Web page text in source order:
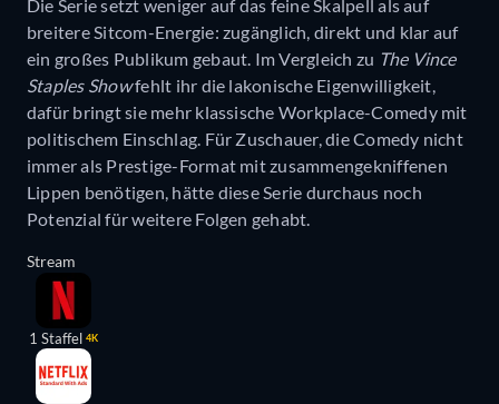
Die Serie setzt weniger auf das feine Skalpell als auf
breitere Sitcom-Energie: zugänglich, direkt und klar auf
ein großes Publikum gebaut. Im Vergleich zu The Vince
Staples Showfehlt ihr die lakonische Eigenwilligkeit,
dafür bringt sie mehr klassische Workplace-Comedy mit
politischem Einschlag. Für Zuschauer, die Comedy nicht
immer als Prestige-Format mit zusammengekniffenen
Lippen benötigen, hätte diese Serie durchaus noch
Potenzial für weitere Folgen gehabt.
Stream
1 Staffel 4K